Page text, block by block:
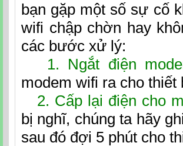
bạn gặp một số sự cố
wifi chập chờn hay
các bước xử lý:
1. Ngắt điện
modem wifi ra cho thiết
2. Cấp lại điện cho
bị nghĩ, chúng ta hãy
sau đó đợi 5 phút cho